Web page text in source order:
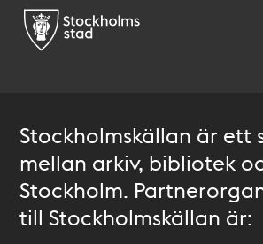
Stockholmskällan är ett
mellan arkiv, bibliotek
Stockholm.
till Stockholmskällan är: